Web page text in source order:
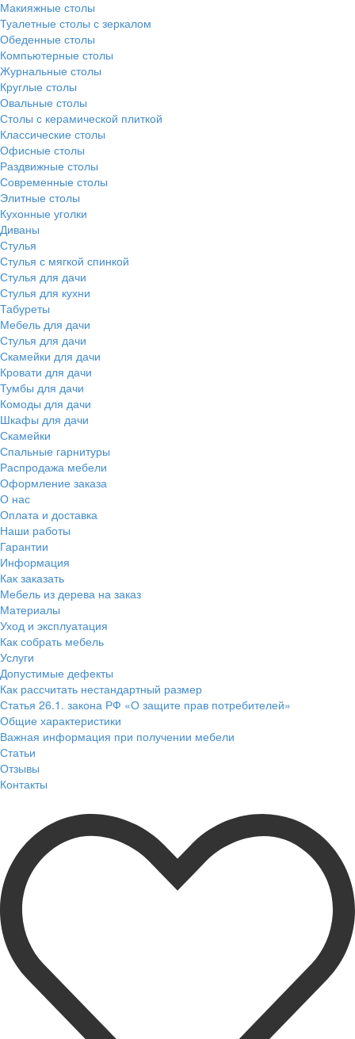
Макияжные столы
Туалетные столы с зеркалом
Обеденные столы
Компьютерные столы
Журнальные столы
Круглые столы
Овальные столы
Столы с керамической плиткой
Классические столы
Офисные столы
Раздвижные столы
Современные столы
Элитные столы
Кухонные уголки
Диваны
Стулья
Стулья с мягкой спинкой
Стулья для дачи
Стулья для кухни
Табуреты
Мебель для дачи
Стулья для дачи
Скамейки для дачи
Кровати для дачи
Тумбы для дачи
Комоды для дачи
Шкафы для дачи
Скамейки
Спальные гарнитуры
Распродажа мебели
Оформление заказа
О нас
Оплата и доставка
Наши работы
Гарантии
Информация
Как заказать
Мебель из дерева на заказ
Материалы
Уход и эксплуатация
Как собрать мебель
Услуги
Допустимые дефекты
Как рассчитать нестандартный размер
Статья 26.1. закона РФ «О защите прав потребителей»
Общие характеристики
Важная информация при получении мебели
Статьи
Отзывы
Контакты